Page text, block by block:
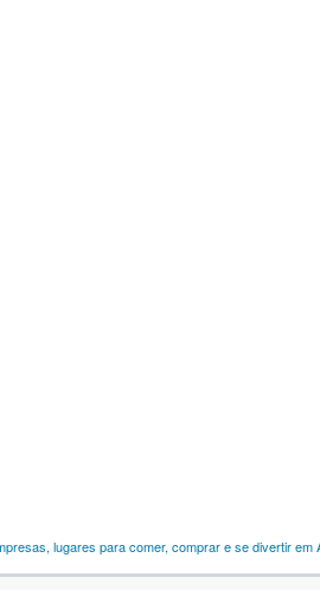
lugares para comer, comprar e se divertir em